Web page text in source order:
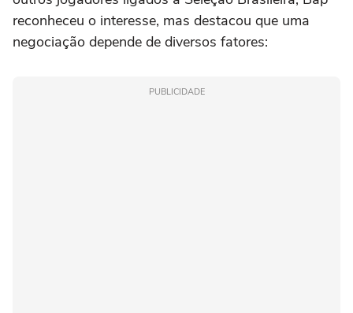
reconheceu o interesse, mas destacou que uma
negociação depende de diversos fatores:
PUBLICIDADE